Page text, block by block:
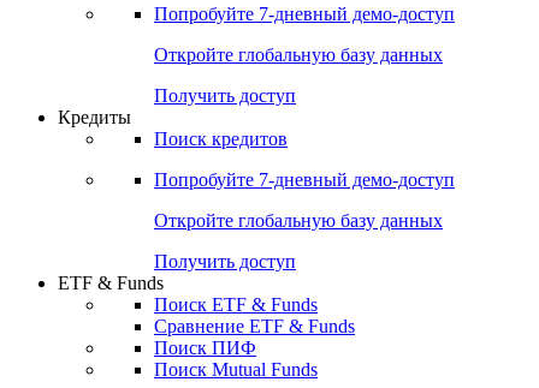
Поиск акций
Российские IPO/SPO
Попробуйте7-дневный
Откройте глобальную базу данных
Получить доступ
Поиск кредитов
Попробуйте7-дневный
Откройте глобальную базу данных
Получить доступ
ETF & Funds